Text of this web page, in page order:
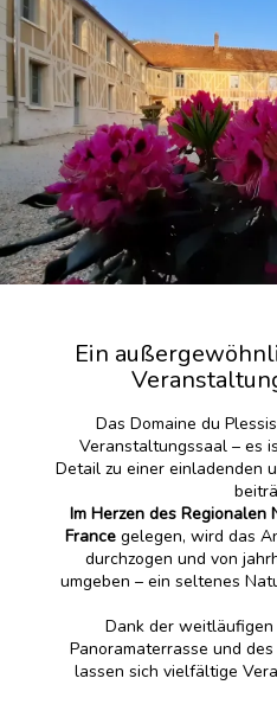
Ein
Das Domaine du
Veranstaltungssaal – es
Detail zu einer einladenden
Im Herzen des Regionalen
France gelegen, wird das
durchzogen und von
umgeben – ein seltenes
Dank der
Panoramaterrasse und
lassen sich vielfältige